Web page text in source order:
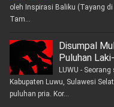
oleh Inspirasi Baliku (Tayang
Tam...
Disumpal
Puluhan
LUWU -
Kabupaten Luwu, Sulawesi
puluhan pria. Kor...